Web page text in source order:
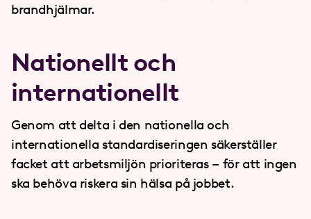
brandhjälmar.
Nationellt och
internationellt
Genom att delta i den nationella och
internationella standardiseringen säkerställer
facket att arbetsmiljön prioriteras – för att ingen
ska behöva riskera sin hälsa på jobbet.